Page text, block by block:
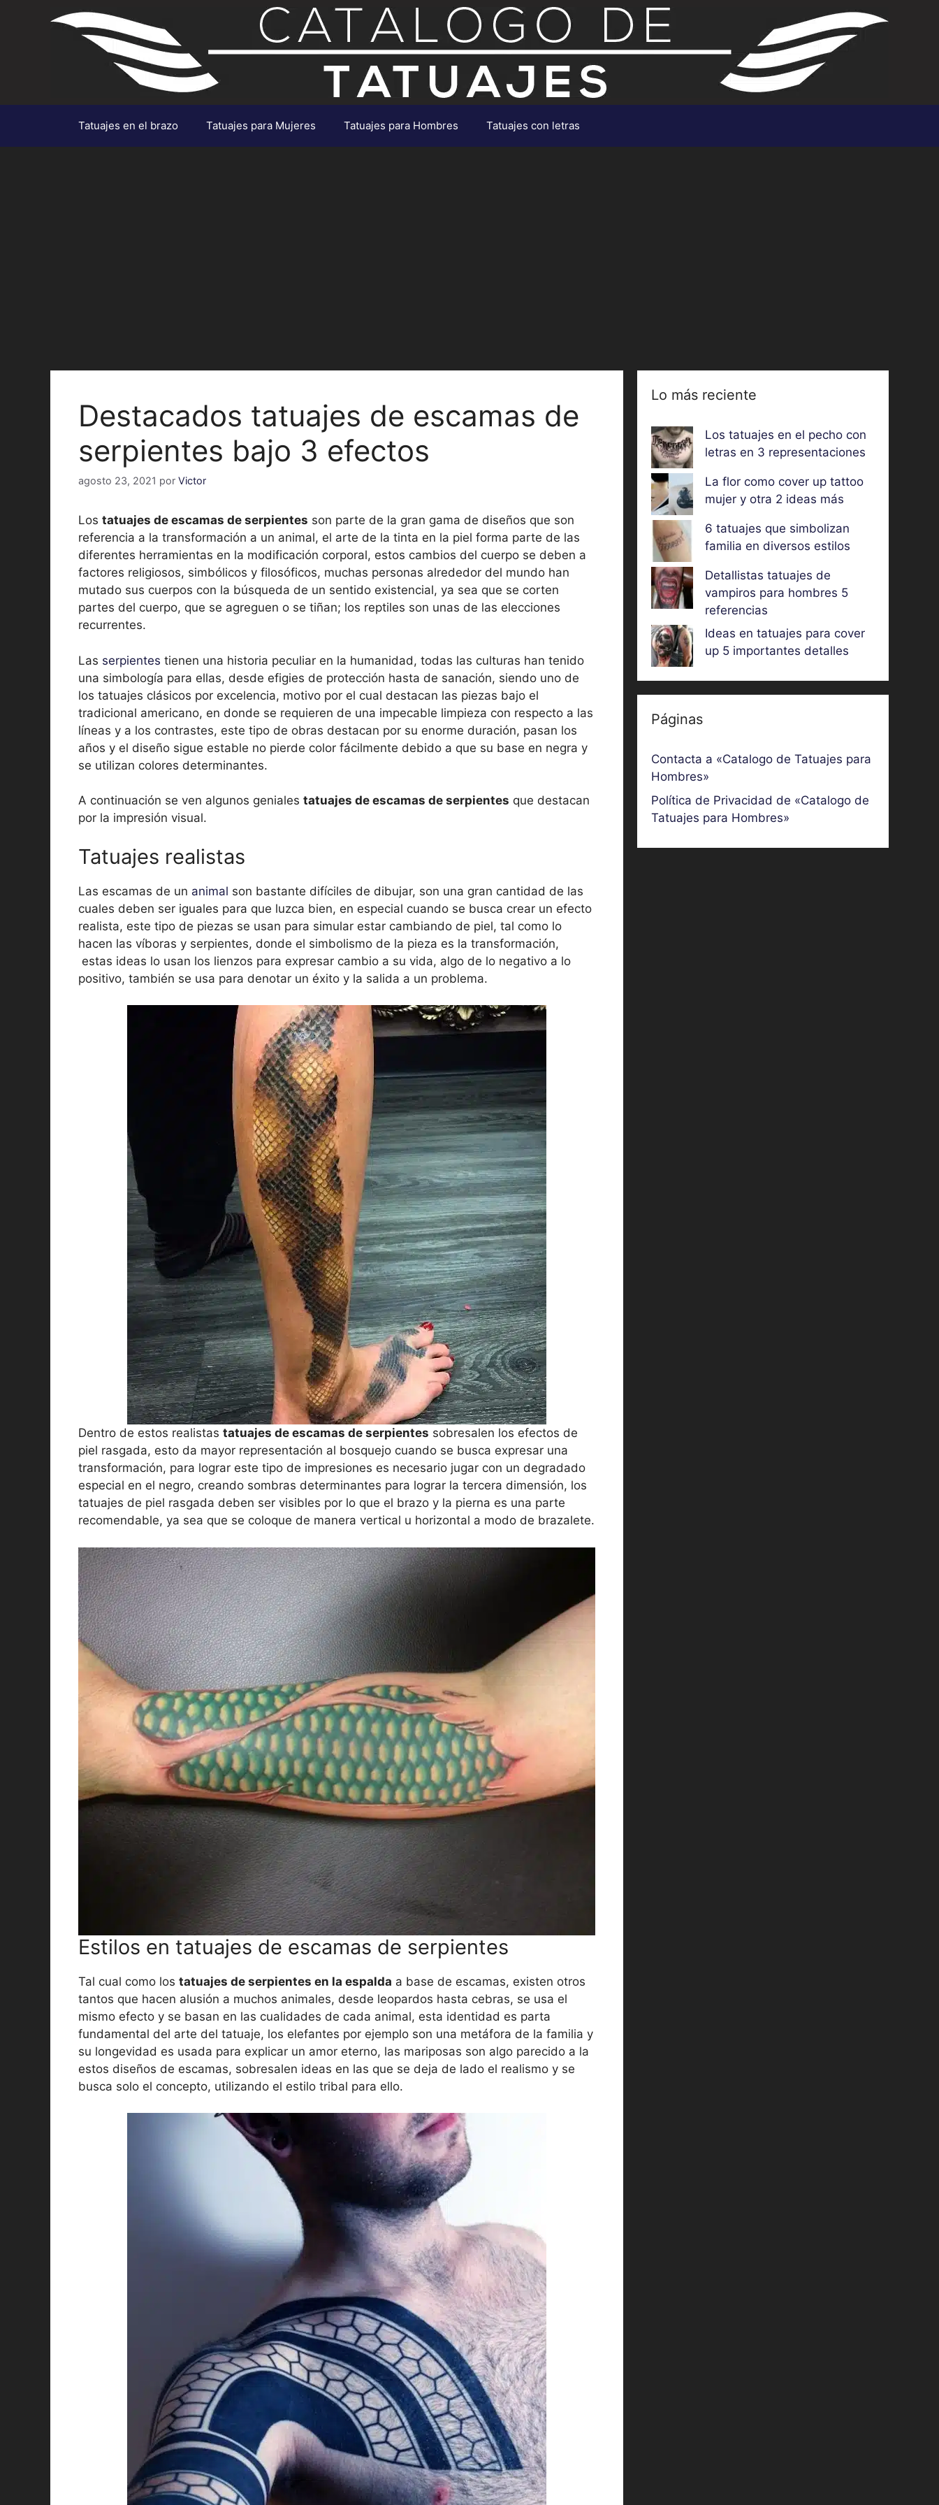
Tatuajes en el brazo Tatuajes para Mujeres Tatuajes para Hombres Tatuajes con letras
Destacados tatuajes de escamas de
serpientes bajo 3 efectos
agosto 23, 2021 por Victor
Los tatuajes de escamas de serpientes son parte de la gran gama de diseños que son
referencia a la transformación a un animal, el arte de la tinta en la piel forma parte de las
diferentes herramientas en la modificación corporal, estos cambios del cuerpo se deben a
factores religiosos, simbólicos y filosóficos, muchas personas alrededor del mundo han
mutado sus cuerpos con la búsqueda de un sentido existencial, ya sea que se corten
partes del cuerpo, que se agreguen o se tiñan; los reptiles son unas de las elecciones
recurrentes.
Las serpientes tienen una historia peculiar en la humanidad, todas las culturas han tenido
una simbología para ellas, desde efigies de protección hasta de sanación, siendo uno de
los tatuajes clásicos por excelencia, motivo por el cual destacan las piezas bajo el
tradicional americano, en donde se requieren de una impecable limpieza con respecto a las
líneas y a los contrastes, este tipo de obras destacan por su enorme duración, pasan los
años y el diseño sigue estable no pierde color fácilmente debido a que su base en negra y
se utilizan colores determinantes.
A continuación se ven algunos geniales tatuajes de escamas de serpientes que destacan
por la impresión visual.
Tatuajes realistas
Las escamas de un animal son bastante difíciles de dibujar, son una gran cantidad de las
cuales deben ser iguales para que luzca bien, en especial cuando se busca crear un efecto
realista, este tipo de piezas se usan para simular estar cambiando de piel, tal como lo
hacen las víboras y serpientes, donde el simbolismo de la pieza es la transformación,
estas ideas lo usan los lienzos para expresar cambio a su vida, algo de lo negativo a lo
positivo, también se usa para denotar un éxito y la salida a un problema.
Dentro de estos realistas tatuajes de escamas de serpientes sobresalen los efectos de
piel rasgada, esto da mayor representación al bosquejo cuando se busca expresar una
transformación, para lograr este tipo de impresiones es necesario jugar con un degradado
especial en el negro, creando sombras determinantes para lograr la tercera dimensión, los
tatuajes de piel rasgada deben ser visibles por lo que el brazo y la pierna es una parte
recomendable, ya sea que se coloque de manera vertical u horizontal a modo de brazalete.
Estilos en tatuajes de escamas de serpientes
Tal cual como los tatuajes de serpientes en la espalda a base de escamas, existen otros
tantos que hacen alusión a muchos animales, desde leopardos hasta cebras, se usa el
mismo efecto y se basan en las cualidades de cada animal, esta identidad es parta
fundamental del arte del tatuaje, los elefantes por ejemplo son una metáfora de la familia y
su longevidad es usada para explicar un amor eterno, las mariposas son algo parecido a la
estos diseños de escamas, sobresalen ideas en las que se deja de lado el realismo y se
busca solo el concepto, utilizando el estilo tribal para ello.
Lo más reciente
Los tatuajes en el pecho con
letras en 3 representaciones
La flor como cover up tattoo
mujer y otra 2 ideas más
6 tatuajes que simbolizan
familia en diversos estilos
Detallistas tatuajes de
vampiros para hombres 5
referencias
Ideas en tatuajes para cover
up 5 importantes detalles
Páginas
Contacta a «Catalogo de Tatuajes para
Hombres»
Política de Privacidad de «Catalogo de
Tatuajes para Hombres»